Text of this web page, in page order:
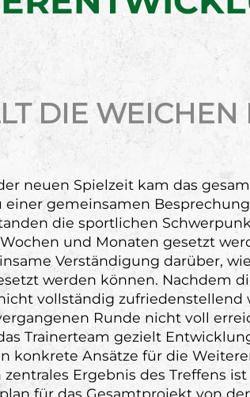
DIE WEICHEN
neuen Spielzeit kam das
einer gemeinsamen
die sportlichen
und Monaten gesetzt
Verständigung darüber,
werden können. Nachdem
vollständig zufriedenstellend
Runde nicht voll
Trainerteam gezielt
konkrete Ansätze für die
zentrales Ergebnis des Treffens